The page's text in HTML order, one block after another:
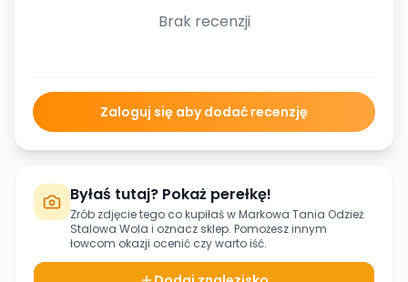
Brak recenzji
Zaloguj się aby dodać recenzję
Byłaś tutaj? Pokaż perełkę!
Zrób zdjęcie tego co kupiłaś wMarkowa Tania Odzież
Stalowa Wola i oznacz sklep. Pomożesz innym
łowcom okazji ocenić czy warto iść.